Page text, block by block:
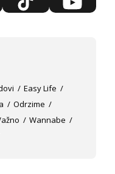
Easy Life
Odrzime
Wannabe